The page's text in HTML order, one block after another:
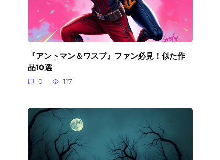
『アントマン＆ワスプ』ファン必見！似た作
品10選
0 117